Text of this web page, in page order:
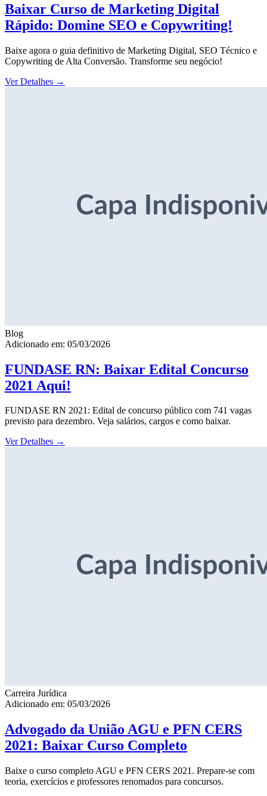
Baixar Curso de Marketing Digital
Rápido: Domine SEO e Copywriting!
Baixe agora o guia definitivo de Marketing Digital, SEO Técnico e
Copywriting de Alta Conversão. Transforme seu negócio!
Ver Detalhes →
Blog
Adicionado em: 05/03/2026
FUNDASE RN: Baixar Edital Concurso
2021 Aqui!
FUNDASE RN 2021: Edital de concurso público com 741 vagas
previsto para dezembro. Veja salários, cargos e como baixar.
Ver Detalhes →
Carreira Jurídica
Adicionado em: 05/03/2026
Advogado da União AGU e PFN CERS
2021: Baixar Curso Completo
Baixe o curso completo AGU e PFN CERS 2021. Prepare-se com
teoria, exercícios e professores renomados para concursos.